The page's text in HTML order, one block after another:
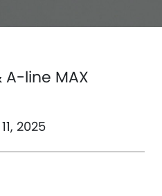
A-line MAX
2025